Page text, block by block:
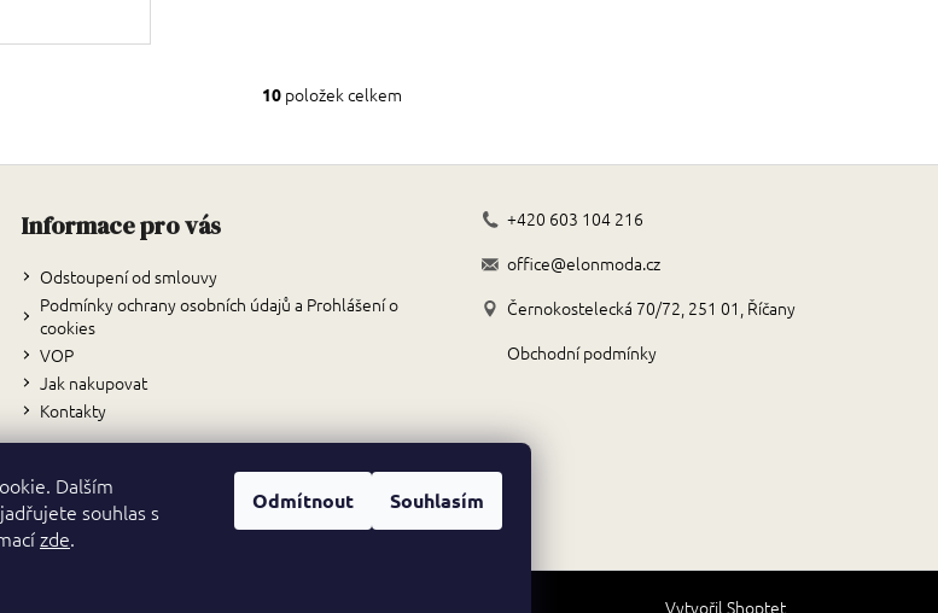
Dalším
souhlas s
zde.
Odmítnout Souhlasím
O
l
í
p
y
v
ý
p
i
10 položek celkem
Informace pro vás
Odstoupení od smlouvy
Podmínky ochrany osobních údajů a Prohlášení o
cookies
VOP
Jak nakupovat
Kontakty
+420 603 104 216
office@elonmoda.cz
Černokostelecká 70/72, 251 01, Říčany
Obchodní podmínky
Vytvořil Shoptet